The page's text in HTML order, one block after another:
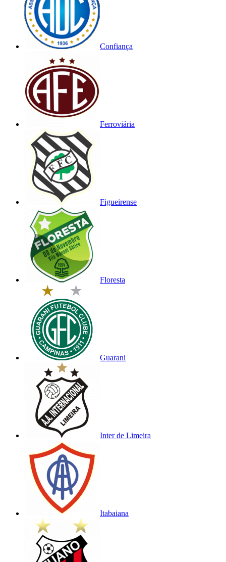
Confiança
Ferroviária
Figueirense
Floresta
Guarani
Inter de Limeira
Itabaiana